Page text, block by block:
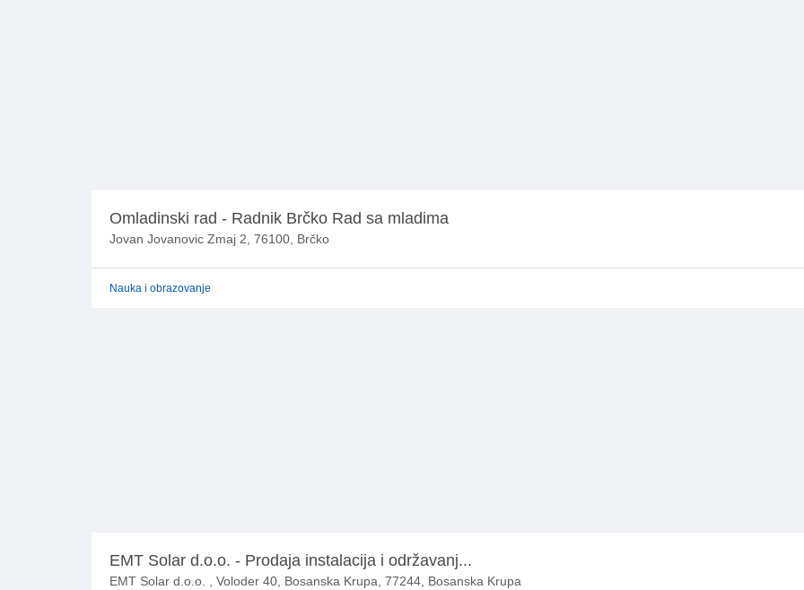
Omladinski rad - Radnik Brčko Rad sa mladima
Jovan Jovanovic Zmaj 2, 76100, Brčko
Nauka i obrazovanje
EMT Solar d.o.o. - Prodaja instalacija i održavanj...
EMT Solar d.o.o. , Voloder 40, Bosanska Krupa, 77244, Bosanska Krupa